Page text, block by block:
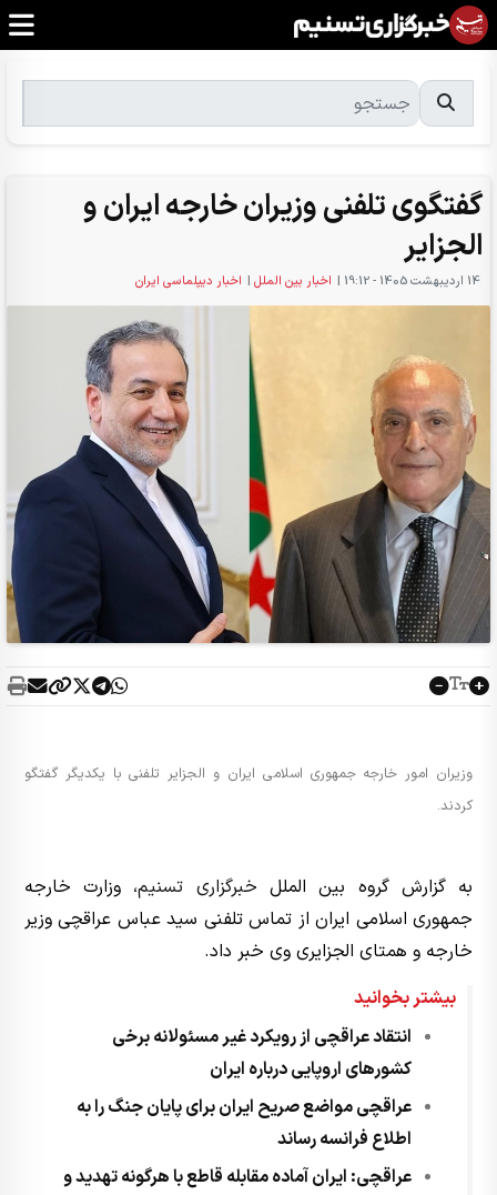
گفتگوی تلفنی وزیران خارجه ایران و
الجزایر
14 ارديبهشت 1405 - 19:12 | اخبار بین الملل | اخبار دیپلماسی ایران
وزیران امور خارجه جمهوری اسلامی ایران و الجزایر تلفنی با یکدیگر گفتگو
کردند.
به گزارش گروه بین الملل خبرگزاری تسنیم، وزارت خارجه
جمهوری اسلامی ایران از تماس تلفنی سید عباس عراقچی وزیر
خارجه و همتای الجزایری وی خبر داد.
بیشتر بخوانید
انتقاد عراقچی از رویکرد غیر مسئولانه برخی
کشورهای اروپایی درباره ایران
عراقچی مواضع صریح ایران برای پایان جنگ را به
اطلاع فرانسه رساند
عراقچی: ایران آماده مقابله قاطع با هرگونه تهدید و